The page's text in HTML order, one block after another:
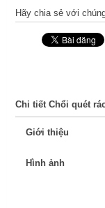
Hãy chia sẻ với
Chi tiết Chổi quét
Giới thiệu
Hình ảnh